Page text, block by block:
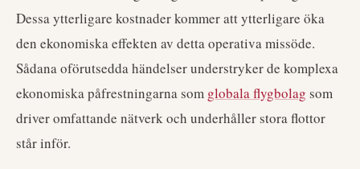
Dessa ytterligare kostnader kommer att ytterligare öka
den ekonomiska effekten av detta operativa missöde.
Sådana oförutsedda händelser understryker de komplexa
ekonomiska påfrestningarna som globala flygbolag som
driver omfattande nätverk och underhåller stora flottor
står inför.